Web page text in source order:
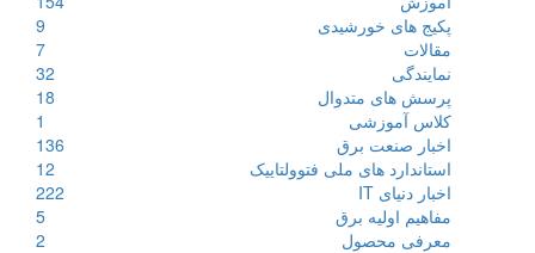
پکیج های خورشیدی
9
مقالات
7
نمایندگی
32
پرسش های متدوال
18
کلاس آموزشی
1
اخبار صنعت برق
136
استاندارد های ملی فتوولتاییک
12
اخبار دنیای IT
222
مفاهیم اولیه برق
5
معرفی محصول
2